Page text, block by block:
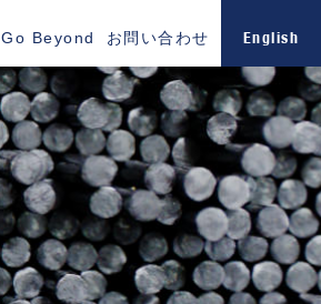
Go Beyond お問い合わせ English